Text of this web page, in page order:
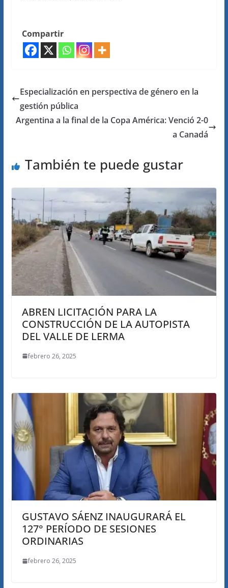
Compartir
Especialización en perspectiva de género en la
gestión pública
Argentina a la final de la Copa América: Venció 2-0
a Canadá
También te puede gustar
ABREN LICITACIÓN PARA LA
CONSTRUCCIÓN DE LA AUTOPISTA
DEL VALLE DE LERMA
febrero 26, 2025
GUSTAVO SÁENZ INAUGURARÁ EL
127° PERÍODO DE SESIONES
ORDINARIAS
febrero 26, 2025